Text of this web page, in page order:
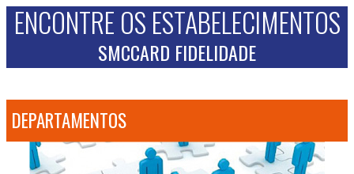
ENCONTRE OS ESTABELECIMENTOS
SMCCARD FIDELIDADE
DEPARTAMENTOS